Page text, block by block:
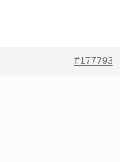
#177793